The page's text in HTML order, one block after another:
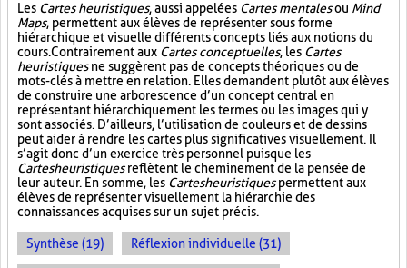
Les Cartes heuristiques, aussi appelées Cartes mentalesou Mind
Maps, permettent aux élèves de représenter sous forme
hiérarchique et visuelle différents concepts liés aux notions du
cours. Contrairement aux Cartes conceptuelles, les Cartes
heuristiquesne suggèrent pas de concepts théoriques ou de
mots-clés à mettre en relation. Elles demandent plutôt aux élèves
de construire une arborescence d’un concept central en
représentant hiérarchiquement les termes ou les images qui y
sont associés. D’ailleurs, l’utilisation de couleurs et de dessins
peut aider à rendre les cartes plus significatives visuellement. Il
s’agit donc d’un exercice très personnel puisque les
Cartes heuristiquesreflètent le cheminement de la pensée de
leur auteur. En somme, les Cartes heuristiquespermettent aux
élèves de représenter visuellement la hiérarchie des
connaissances acquises sur un sujet précis.
Synthèse (19) Réflexion individuelle (31)